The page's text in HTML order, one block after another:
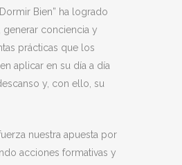
Bien” ha logrado
generar conciencia y
prácticas que los
aplicar en su día a día
y, con ello, su
nuestra apuesta por
acciones formativas y